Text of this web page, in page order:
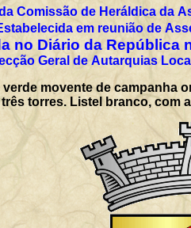
Comissão de Heráldica da
em reunião de
no Diário da República
Geral de Autarquias
movente de campanha
torres. Listel branco, com